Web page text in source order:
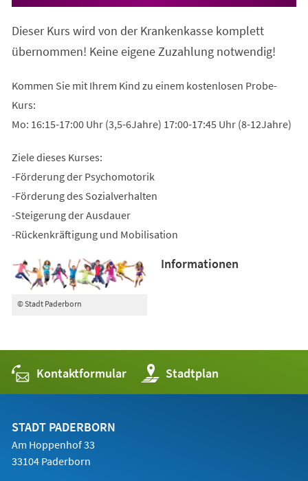
Dieser Kurs wird von der Krankenkasse komplett
übernommen! Keine eigene Zuzahlung notwendig!
Kommen Sie mit Ihrem Kind zu einem kostenlosen Probe-
Kurs:
Mo: 16:15-17:00 Uhr (3,5-6Jahre) 17:00-17:45 Uhr (8-12Jahre)
Ziele dieses Kurses:
-Förderung der Psychomotorik
-Förderung des Sozialverhalten
-Steigerung der Ausdauer
-Rückenkräftigung und Mobilisation
© Stadt Paderborn
Informationen
Kontaktformular Stadtplan
(Öffnet
in
einem
STADT PADERBORN
Am Hoppenhof 33
33104 Paderborn